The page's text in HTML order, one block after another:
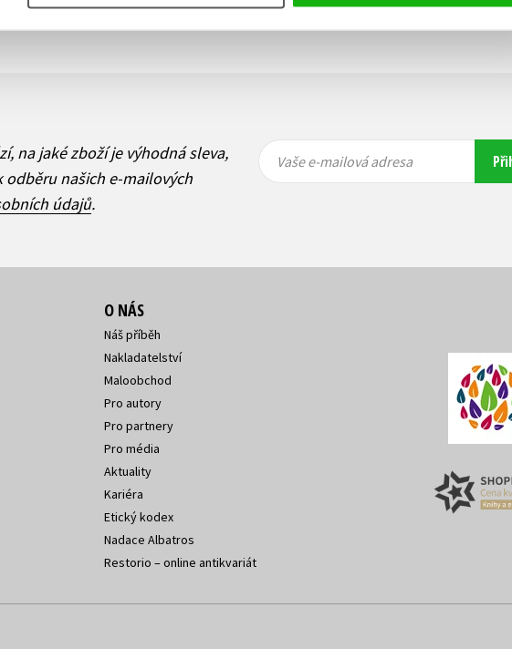
na jaké zboží je výhodná sleva,
odběru našich e-mailových
údajů.
Vaše e-
mailová
Vaše e-
mailová
Vaše e-mailová adresa
O NÁS
Náš příběh
Nakladatelství
Maloobchod
Pro autory
Pro partnery
Pro média
Aktuality
Kariéra
Etický kodex
Nadace Albatros
Restorio – online antikvariát